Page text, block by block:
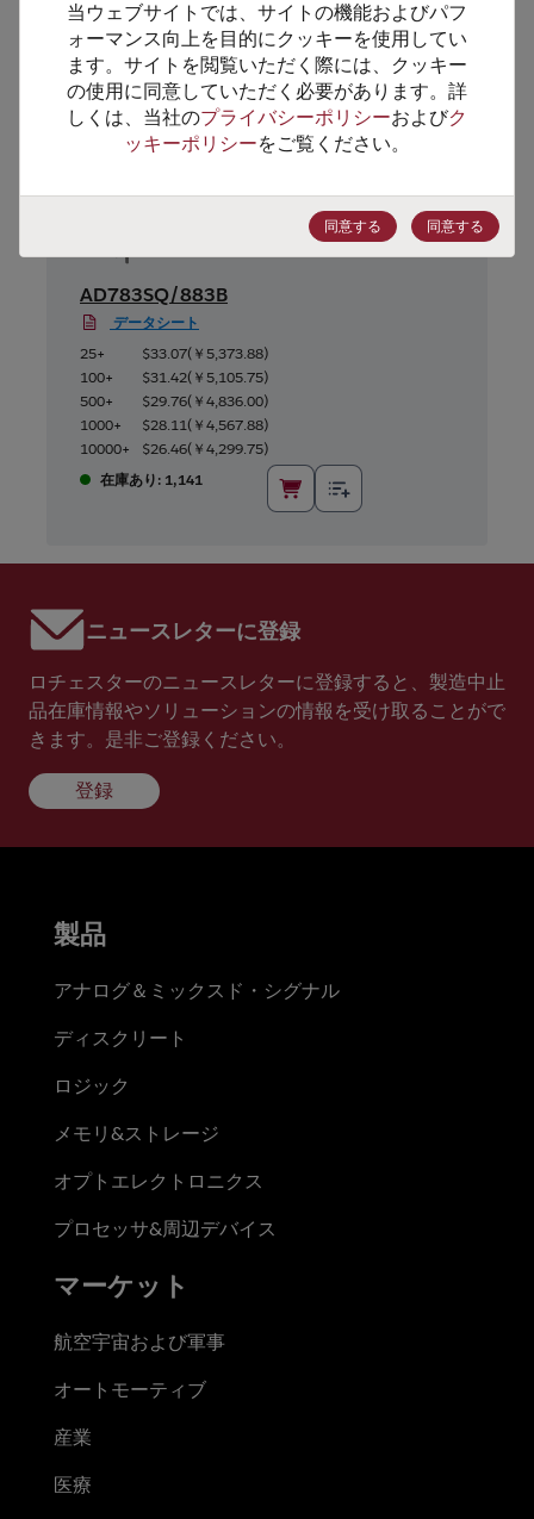
代替製品のご提案
AD783SQ/883B
データシート
25+
$33.07(￥5,373.88)
100+
$31.42(￥5,105.75)
500+
$29.76(￥4,836.00)
1000+
$28.11(￥4,567.88)
10000+
$26.46(￥4,299.75)
在庫あり: 1,141
ニュースレターに登録
ロチェスターのニュースレターに登録すると、製造中止
品在庫情報やソリューションの情報を受け取ることがで
きます。是非ご登録ください。
登録
当ウェブサイトでは、サイトの機能およびパフ
ォーマンス向上を目的にクッキーを使用してい
ます。サイトを閲覧いただく際には、クッキー
の使用に同意していただく必要があります。詳
しくは、当社のプライバシーポリシーおよびク
ッキーポリシーをご覧ください。
同意する 同意する
製品
アナログ＆ミックスド・シグナル
ディスクリート
ロジック
メモリ&ストレージ
オプトエレクトロニクス
プロセッサ&周辺デバイス
マーケット
航空宇宙および軍事
オートモーティブ
産業
医療